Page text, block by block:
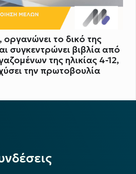
το δικό της
συγκεντρώνει βιβλία από
της ηλικίας 4-12,
την πρωτοβουλία